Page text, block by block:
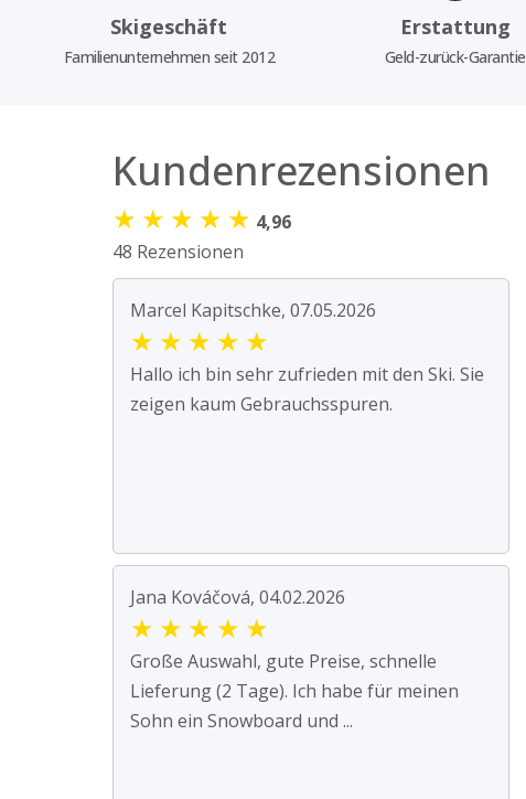
Skigeschäft
Familienunternehmen seit 2012
Erstattung
Geld-zurück-Garantie
Kundenrezensionen
★ ★ ★ ★ ★ 4,96
48 Rezensionen
Marcel Kapitschke, 07.05.2026
★ ★ ★ ★ ★
Hallo ich bin sehr zufrieden mit den Ski. Sie
zeigen kaum Gebrauchsspuren.
Jana Kováčová, 04.02.2026
★ ★ ★ ★ ★
Große Auswahl, gute Preise, schnelle
Lieferung (2 Tage). Ich habe für meinen
Sohn ein Snowboard und ...